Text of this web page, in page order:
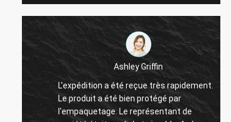
Ashley Griffin
L'expédition a été reçue très rapidement.
Le produit a été bien protégé par
l'empaquetage. Le représentant de